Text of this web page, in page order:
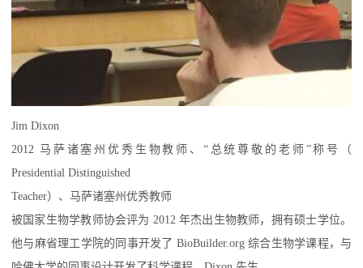
Jim Dixon
2012 马萨诸塞州优秀生物教师、“总统尊敬的老师”称号（
Presidential Distinguished
Teacher）、马萨诸塞州优秀教师
被国家生物学教师协会评为 2012 年杰出生物教师，拥有硕士学位。
他与麻省理工学院的同事开发了 BioBuilder.org 综合生物学课程，与